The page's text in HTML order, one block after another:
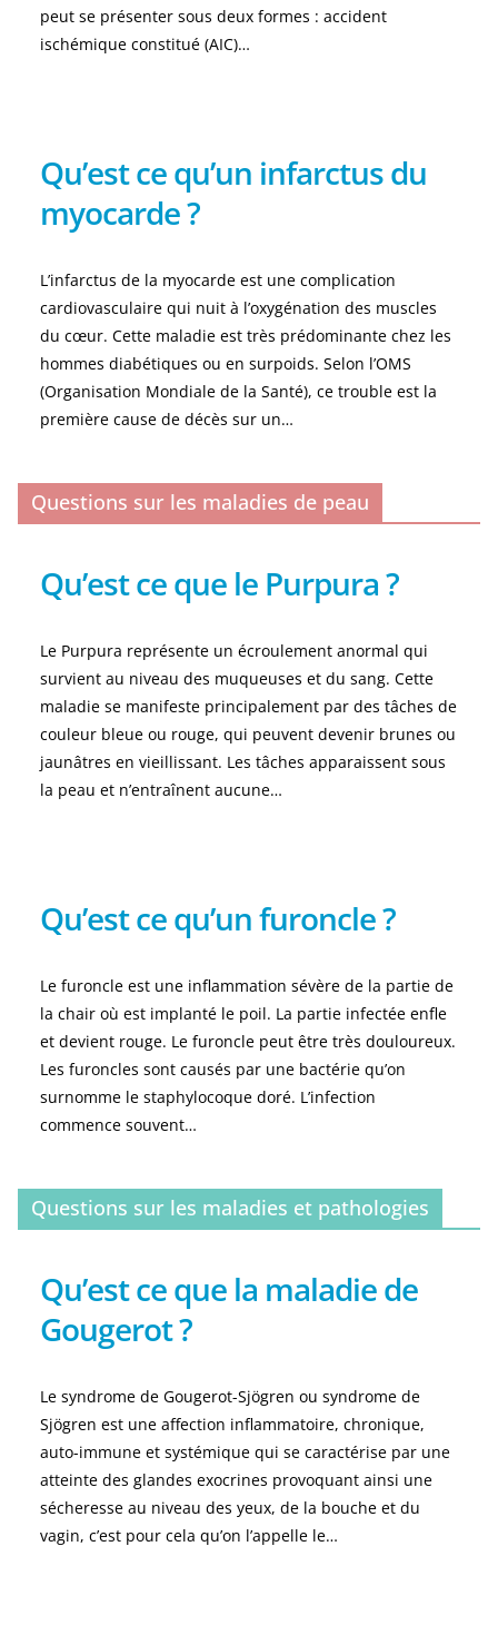
peut se présenter sous deux formes : accident
ischémique constitué (AIC)…
Qu’est ce qu’un infarctus du
myocarde ?
L’infarctus de la myocarde est une complication
cardiovasculaire qui nuit à l’oxygénation des muscles
du cœur. Cette maladie est très prédominante chez les
hommes diabétiques ou en surpoids. Selon l’OMS
(Organisation Mondiale de la Santé), ce trouble est la
première cause de décès sur un…
Questions sur les maladies de peau
Qu’est ce que le Purpura ?
Le Purpura représente un écroulement anormal qui
survient au niveau des muqueuses et du sang. Cette
maladie se manifeste principalement par des tâches de
couleur bleue ou rouge, qui peuvent devenir brunes ou
jaunâtres en vieillissant. Les tâches apparaissent sous
la peau et n’entraînent aucune…
Qu’est ce qu’un furoncle ?
Le furoncle est une inflammation sévère de la partie de
la chair où est implanté le poil. La partie infectée enfle
et devient rouge. Le furoncle peut être très douloureux.
Les furoncles sont causés par une bactérie qu’on
surnomme le staphylocoque doré. L’infection
commence souvent…
Questions sur les maladies et pathologies
Qu’est ce que la maladie de
Gougerot ?
Le syndrome de Gougerot-Sjögren ou syndrome de
Sjögren est une affection inflammatoire, chronique,
auto-immune et systémique qui se caractérise par une
atteinte des glandes exocrines provoquant ainsi une
sécheresse au niveau des yeux, de la bouche et du
vagin, c’est pour cela qu’on l’appelle le…